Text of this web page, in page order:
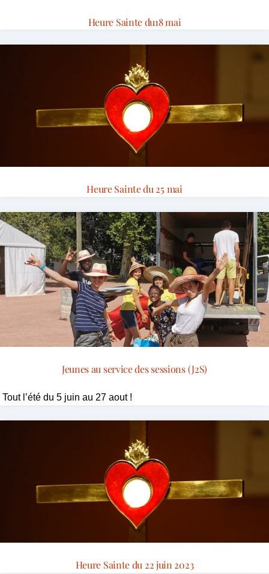
Heure Sainte du18 mai
Heure Sainte du 25 mai
Jeunes au service des sessions (J2S)
Tout l’été du 5 juin au 27 aout !
Heure Sainte du 22 juin 2023